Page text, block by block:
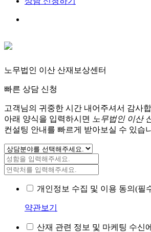
노무법인 이산 산재보상센터
빠른 상담 신청
고객님의 귀중한 시간 내어주셔서 감사
아래 양식을 입력하시면
노무법인 이산
컨설팅 안내를 빠르게 받아보실 수 있습
개인정보 수집 및 이용 동의(필
약관보기
산재 관련 정보 및 마케팅 수신